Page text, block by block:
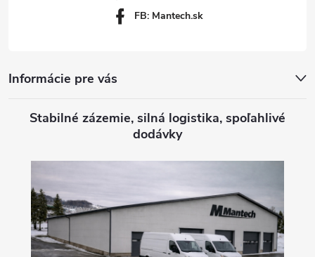
FB: Mantech.sk
Informácie pre vás
Stabilné zázemie, silná logistika, spoľahlivé
dodávky